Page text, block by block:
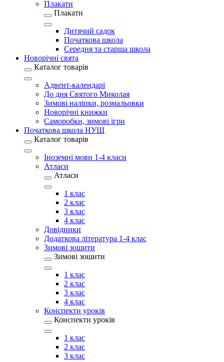
Плакати
Плакати
Дитячий садок
Початкова школа
Середня та старша школа
Новорічні свята
Каталог товарів
Адвент-календарі
До дня Святого Миколая
Зимові наліпки, розмальовки
Новорічні книжки
Саморобки, зимові ігри
Початкова школа НУШ
Каталог товарів
Іноземні мови 1-4 класи
Атласи
Атласи
1 клас
2 клас
3 клас
4 клас
Довідники
Додаткова література 1-4 клас
Зимові зошити
Зимові зошити
1 клас
2 клас
3 клас
4 клас
Конспекти уроків
Конспекти уроків
1 клас
2 клас
3 клас